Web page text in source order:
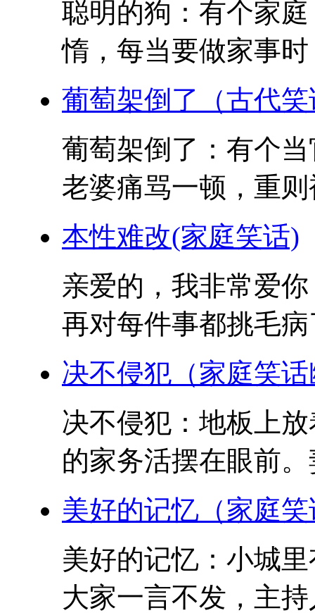
聪明的狗：有个家
惰，每当要做家事
葡萄架倒了（古代
葡萄架倒了：有个
老婆痛骂一顿，重
本性难改(家庭笑话)
亲爱的，我非常爱
再对每件事都挑毛
决不侵犯（家庭笑
决不侵犯：地板上
的家务活摆在眼前
美好的记忆（家庭
美好的记忆：小城
大家一言不发，主